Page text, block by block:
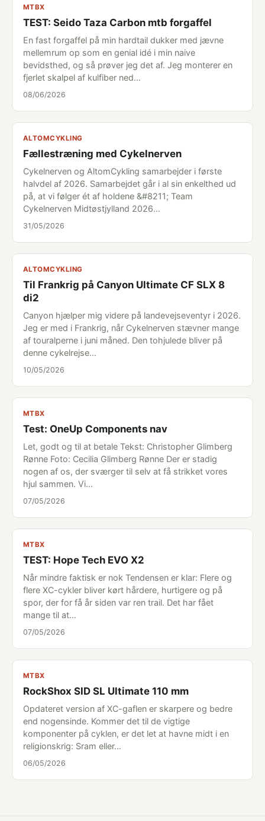
MTBX
TEST: Seido Taza Carbon mtb forgaffel
En fast forgaffel på min hardtail dukker med jævne
mellemrum op som en genial idé i min naive
bevidsthed, og så prøver jeg det af. Jeg monterer en
fjerlet skalpel af kulfiber ned…
08/06/2026
ALTOMCYKLING
Fællestræning med Cykelnerven
Cykelnerven og AltomCykling samarbejder i første
halvdel af 2026. Samarbejdet går i al sin enkelthed ud
på, at vi følger ét af holdene &#8211; Team
Cykelnerven Midtøstjylland 2026…
31/05/2026
ALTOMCYKLING
Til Frankrig på Canyon Ultimate CF SLX 8
di2
Canyon hjælper mig videre på landevejseventyr i 2026.
Jeg er med i Frankrig, når Cykelnerven stævner mange
af touralperne i juni måned. Den tohjulede bliver på
denne cykelrejse…
10/05/2026
MTBX
Test: OneUp Components nav
Let, godt og til at betale Tekst: Christopher Glimberg
Rønne Foto: Cecilia Glimberg Rønne Der er stadig
nogen af os, der sværger til selv at få strikket vores
hjul sammen. Vi…
07/05/2026
MTBX
TEST: Hope Tech EVO X2
Når mindre faktisk er nok Tendensen er klar: Flere og
flere XC-cykler bliver kørt hårdere, hurtigere og på
spor, der for få år siden var ren trail. Det har fået
mange til at…
07/05/2026
MTBX
RockShox SID SL Ultimate 110 mm
Opdateret version af XC-gaflen er skarpere og bedre
end nogensinde. Kommer det til de vigtige
komponenter på cyklen, er det let at havne midt i en
religionskrig: Sram eller…
06/05/2026